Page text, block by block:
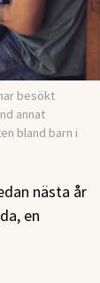
besökt
annat
bland barn i
nästa år
en